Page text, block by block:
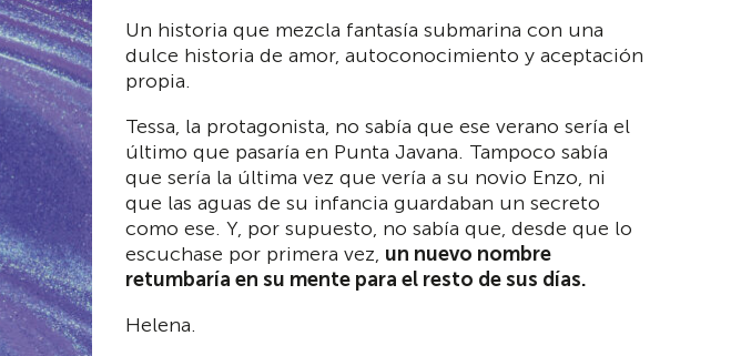
Un historia que mezcla fantasía submarina con una
dulce historia de amor, autoconocimiento y aceptación
propia.
Tessa, la protagonista, no sabía que ese verano sería el
último que pasaría en Punta Javana. Tampoco sabía
que sería la última vez que vería a su novio Enzo, ni
que las aguas de su infancia guardaban un secreto
como ese. Y, por supuesto, no sabía que, desde que lo
escuchase por primera vez, un nuevo nombre
retumbaría en su mente para el resto de sus días.
Helena.